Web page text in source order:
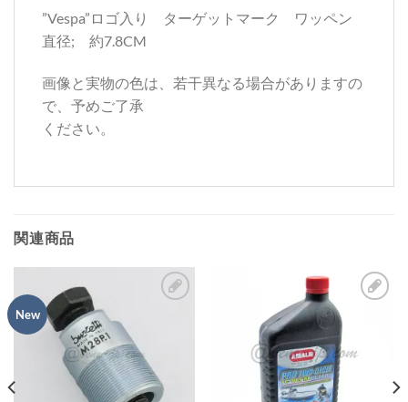
”Vespa”ロゴ入り ターゲットマーク ワッペン
直径; 約7.8CM
画像と実物の色は、若干異なる場合がありますの
で、予めご了承
ください。
関連商品
New
入